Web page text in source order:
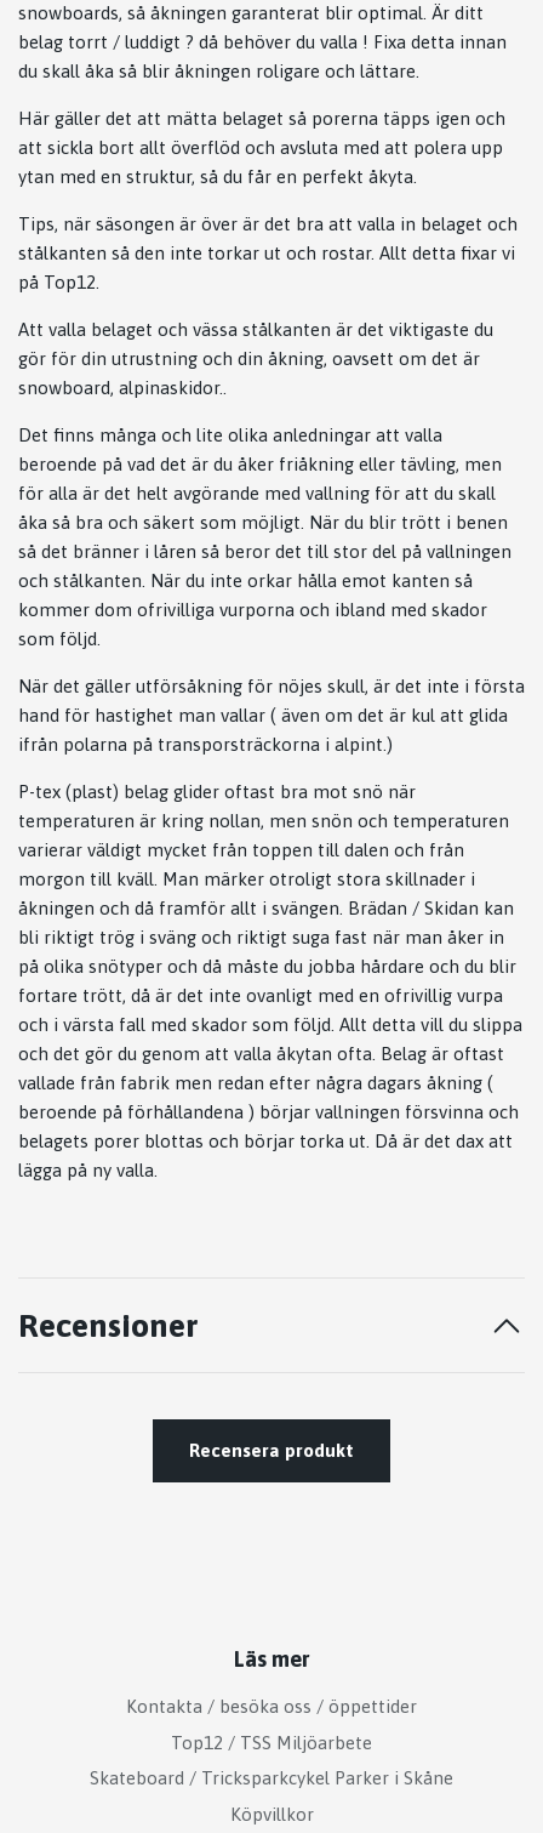
snowboards, så åkningen garanterat blir optimal. Är ditt
belag torrt / luddigt ? då behöver du valla ! Fixa detta innan
du skall åka så blir åkningen roligare och lättare.
Här gäller det att mätta belaget så porerna täpps igen och
att sickla bort allt överflöd och avsluta med att polera upp
ytan med en struktur, så du får en perfekt åkyta.
Tips, när säsongen är över är det bra att valla in belaget och
stålkanten så den inte torkar ut och rostar. Allt detta fixar vi
på Top12.
Att valla belaget och vässa stålkanten är det viktigaste du
gör för din utrustning och din åkning, oavsett om det är
snowboard, alpinaskidor..
Det finns många och lite olika anledningar att valla
beroende på vad det är du åker friåkning eller tävling, men
för alla är det helt avgörande med vallning för att du skall
åka så bra och säkert som möjligt. När du blir trött i benen
så det bränner i låren så beror det till stor del på vallningen
och stålkanten. När du inte orkar hålla emot kanten så
kommer dom ofrivilliga vurporna och ibland med skador
som följd.
När det gäller utförsåkning för nöjes skull, är det inte i första
hand för hastighet man vallar ( även om det är kul att glida
ifrån polarna på transporsträckorna i alpint.)
P-tex (plast) belag glider oftast bra mot snö när
temperaturen är kring nollan, men snön och temperaturen
varierar väldigt mycket från toppen till dalen och från
morgon till kväll. Man märker otroligt stora skillnader i
åkningen och då framför allt i svängen. Brädan / Skidan kan
bli riktigt trög i sväng och riktigt suga fast när man åker in
på olika snötyper och då måste du jobba hårdare och du blir
fortare trött, då är det inte ovanligt med en ofrivillig vurpa
och i värsta fall med skador som följd. Allt detta vill du slippa
och det gör du genom att valla åkytan ofta. Belag är oftast
vallade från fabrik men redan efter några dagars åkning (
beroende på förhållandena ) börjar vallningen försvinna och
belagets porer blottas och börjar torka ut. Då är det dax att
lägga på ny valla.
Recensioner
Recensera produkt
Läs mer
Kontakta / besöka oss / öppettider
Top12 / TSS Miljöarbete
Skateboard / Tricksparkcykel Parker i Skåne
Köpvillkor